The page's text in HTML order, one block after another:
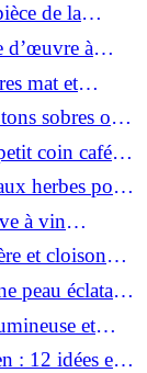
de la
d’œuvre à
mat et
sobres ou
coin café
herbes pour
à vin
et cloison
peau éclatante
et
: 12 idées et